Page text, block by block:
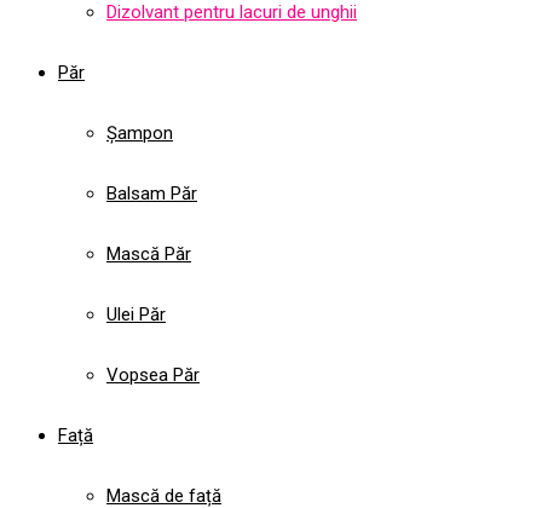
Dizolvant pentru lacuri de unghii
Păr
Șampon
Balsam Păr
Mască Păr
Ulei Păr
Vopsea Păr
Față
Mască de față